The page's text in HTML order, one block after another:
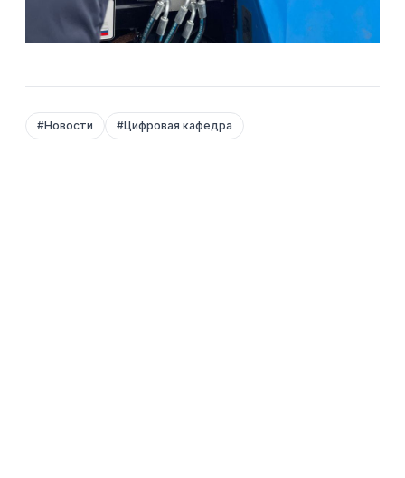
#Новости #Цифровая кафедра